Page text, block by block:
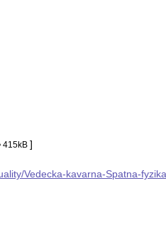
415kB ]
Vedecka-kavarna-Spatna-